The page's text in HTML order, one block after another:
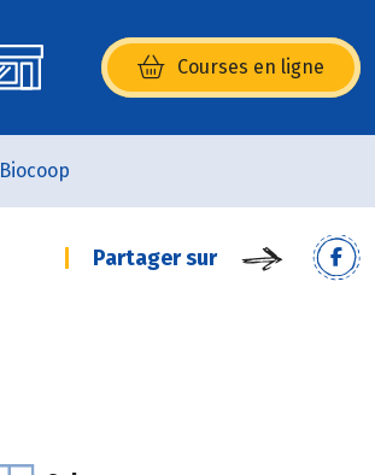
Courses en ligne
(s’ouvre dans une nouvelle
Biocoop
Partager sur